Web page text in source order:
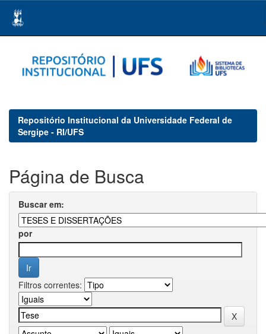
navigation
Repositório Institucional da Universidade Federal de
Sergipe - RI/UFS
Página de Busca
Buscar em:
por
Filtros correntes: